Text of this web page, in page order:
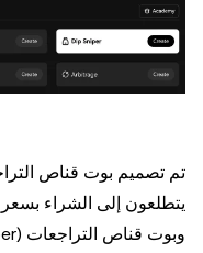
يتطلعون إلى الشراء